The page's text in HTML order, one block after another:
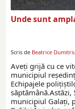
Unde sunt
Scris de Beatrice
Aveţi grijă cu ce
municipiul
Echipajele
municipiul Galați,